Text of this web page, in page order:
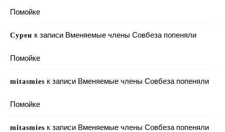
Помойке
Сурен к записи Вменяемые члены Совбеза попеняли
Помойке
mitasmies к записи Вменяемые члены Совбеза попеняли
Помойке
mitasmies к записи Вменяемые члены Совбеза попеняли